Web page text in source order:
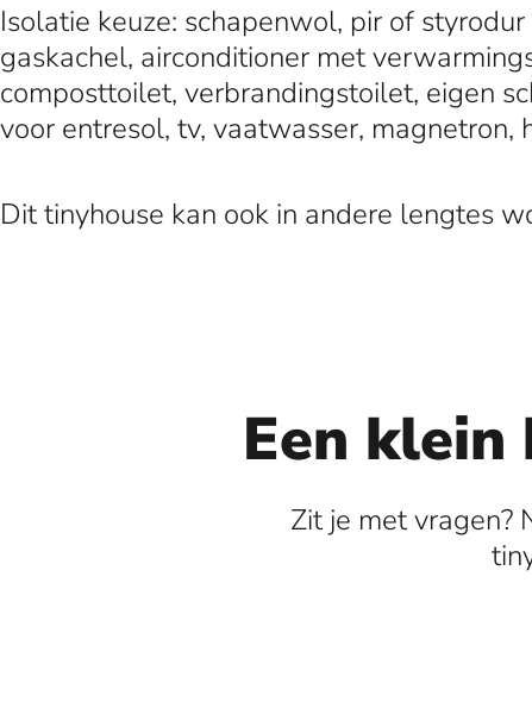
Isolatie keuze: schapenwol, pir of
gaskachel, airconditioner met
composttoilet, verbrandingstoilet, eigen
voor entresol, tv, vaatwasser, magnetron,
Dit tinyhouse kan ook in andere lengtes
Een
Zit je met vragen?